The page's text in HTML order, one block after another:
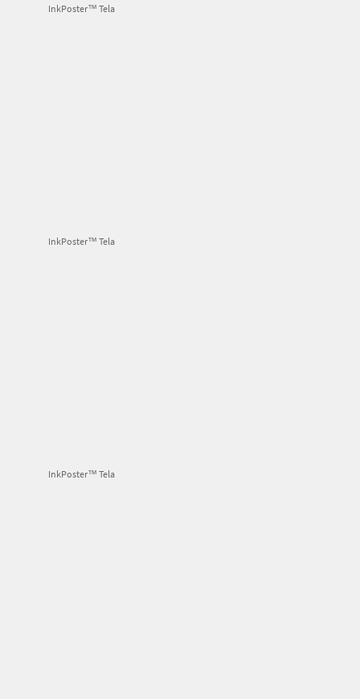
InkPoster™ Tela
InkPoster™ Tela
InkPoster™ Tela